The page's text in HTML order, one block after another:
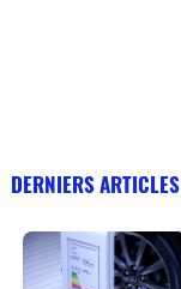
DERNIERS ARTICLES